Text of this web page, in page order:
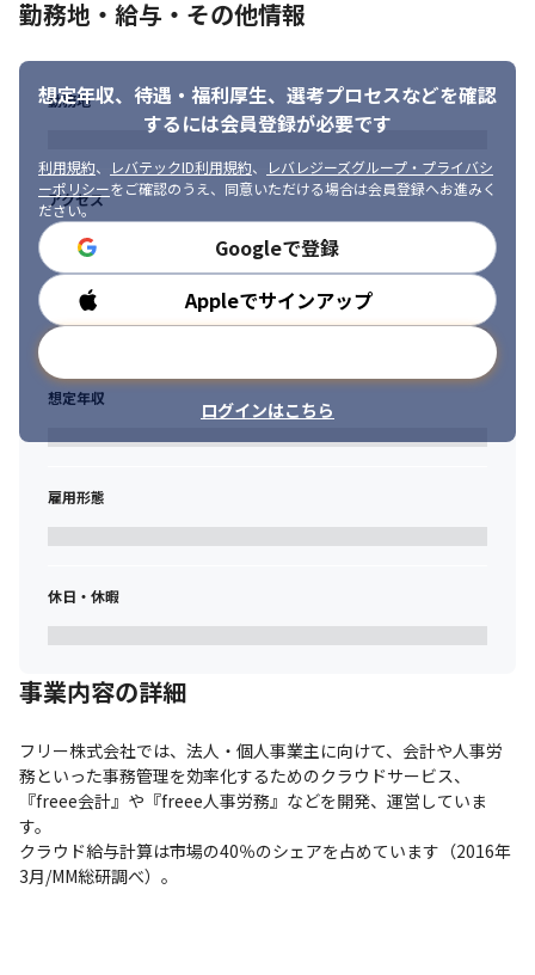
勤務地・給与・その他情報
想定年収、待遇・福利厚生、 選考プロセスなどを確認
するには会員登録が必要です
利用規約、 レバテックID利用規約、
レバレジーズグループ・プライバシ
ーポリシーをご確認のうえ、同意いただける場合は会員登録へお進みく
ださい。
Googleで登録
Appleでサインアップ
ログインはこちら
勤務地
アクセス
勤務時間
想定年収
雇用形態
休日・休暇
事業内容の詳細
フリー株式会社では、法人・個人事業主に向けて、会計や人事労
務といった事務管理を効率化するためのクラウドサービス、
『freee会計』や『freee人事労務』などを開発、運営していま
す。
クラウド給与計算は市場の40％のシェアを占めています（2016年
3月/MM総研調べ）。